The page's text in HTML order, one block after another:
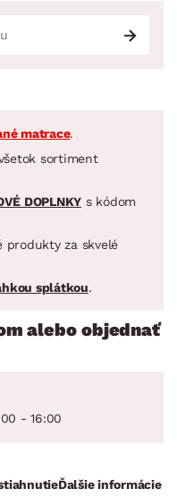
matrace.
sortiment
DOPLNKY s kódom
produkty za skvelé
splátkou.
alebo objednať
- 16:00
Ďalšie informácie